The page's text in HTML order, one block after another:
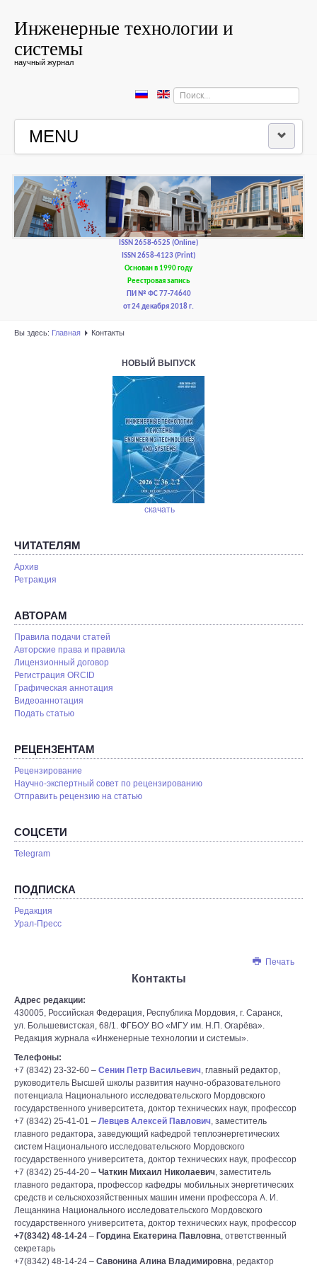
Инженерные технологии и
системы
научный журнал
Искать...
MENU
РЕДКОЛЛЕГИЯ
РЕДАКЦИОННАЯ ПОЛИТИКА И ЭТИКА
ISSN 2658-6525 (Online)
ISSN 2658-4123 (Print)
Основан в 1990 году
Реестровая запись
ПИ № ФС 77-74640
от 24 декабря 2018 г.
Вы здесь: Главная Контакты
НОВЫЙ ВЫПУСК
скачать
ЧИТАТЕЛЯМ
Архив
Ретракция
АВТОРАМ
Правила подачи статей
Авторские права и правила
Лицензионный договор
Регистрация ORCID
Графическая аннотация
Видеоаннотация
Подать статью
РЕЦЕНЗЕНТАМ
Рецензирование
Научно-экспертный совет по рецензированию
Отправить рецензию на статью
СОЦСЕТИ
Telegram
ПОДПИСКА
Редакция
Урал-Пресс
Печать
Контакты
Адрес редакции:
430005, Российская Федерация, Республика Мордовия, г. Саранск,
ул. Большевистская, 68/1. ФГБОУ ВО «МГУ им. Н.П. Огарёва».
Редакция журнала «Инженерные технологии и системы».
Телефоны:
+7 (8342) 23-32-60 – Сенин Петр Васильевич, главный редактор,
руководитель Высшей школы развития научно-образовательного
потенциала Национального исследовательского Мордовского
государственного университета, доктор технических наук, профессор
+7 (8342) 25-41-01 – Левцев Алексей Павлович, заместитель
главного редактора, заведующий кафедрой теплоэнергетических
систем Национального исследовательского Мордовского
государственного университета, доктор технических наук, профессор
+7 (8342) 25-44-20 – Чаткин Михаил Николаевич, заместитель
главного редактора, профессор кафедры мобильных энергетических
средств и сельскохозяйственных машин имени профессора А. И.
Лещанкина Национального исследовательского Мордовского
государственного университета, доктор технических наук, профессор
+7(8342) 48-14-24 – Гордина Екатерина Павловна, ответственный
секретарь
+7(8342) 48-14-24 – Савонина Алина Владимировна, редактор